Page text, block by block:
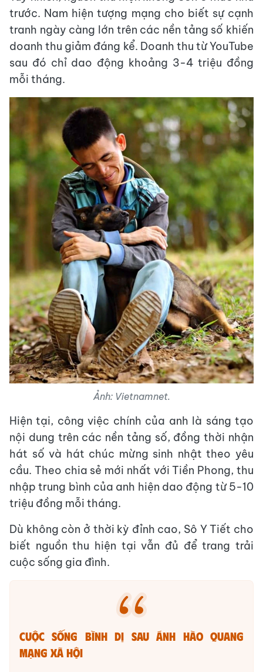
trước. Nam hiện tượng mạng cho biết sự cạnh
tranh ngày càng lớn trên các nền tảng số khiến
doanh thu giảm đáng kể. Doanh thu từ YouTube
sau đó chỉ dao động khoảng 3-4 triệu đồng
mỗi tháng.
Ảnh: Vietnamnet.
Hiện tại, công việc chính của anh là sáng tạo
nội dung trên các nền tảng số, đồng thời nhận
hát số và hát chúc mừng sinh nhật theo yêu
cầu. Theo chia sẻ mới nhất với Tiền Phong, thu
nhập trung bình của anh hiện dao động từ 5-10
triệu đồng mỗi tháng.
Dù không còn ở thời kỳ đỉnh cao, Sô Y Tiết cho
biết nguồn thu hiện tại vẫn đủ để trang trải
cuộc sống gia đình.
Cuộc sống bình dị sau ánh hào quang
mạng xã hội